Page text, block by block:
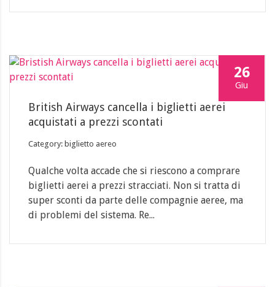
26
Giu
British Airways cancella i biglietti aerei
acquistati a prezzi scontati
Category: biglietto aereo
Qualche volta accade che si riescono a comprare
biglietti aerei a prezzi stracciati. Non si tratta di
super sconti da parte delle compagnie aeree, ma
di problemi del sistema. Re...